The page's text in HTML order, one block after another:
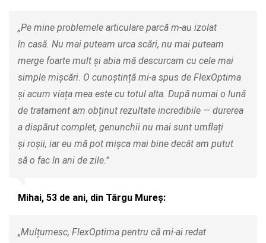
„Pe mine problemele articulare parcă m-au izolat
în casă. Nu mai puteam urca scări, nu mai puteam
merge foarte mult și abia mă descurcam cu cele mai
simple mișcări. O cunoștință mi-a spus de FlexOptima
și acum viața mea este cu totul alta. După numai o lună
de tratament am obținut rezultate incredibile — durerea
a dispărut complet, genunchii nu mai sunt umflați
și roșii, iar eu mă pot mișca mai bine decât am putut
să o fac în ani de zile.”
Mihai, 53 de ani, din Târgu Mureș:
„Mulțumesc, FlexOptima pentru că mi-ai redat